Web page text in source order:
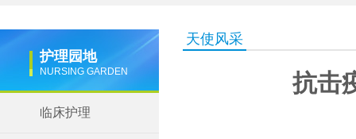
护理园地
NURSING GARDEN
临床护理
天使风采
抗击